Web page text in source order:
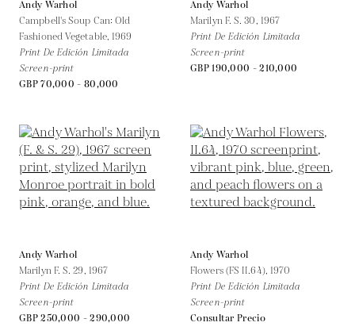
Andy Warhol
Campbell's Soup Can: Old
Fashioned Vegetable,1969
Print De Edición Limitada
Screen-print
GBP 70,000 - 80,000
Andy Warhol
Marilyn F. S. 30, 1967
Print De Edición Limitada
Screen-print
GBP 190,000 - 210,000
Andy Warhol
Marilyn F. S. 29, 1967
Print De Edición Limitada
Screen-print
GBP 250,000 - 290,000
Andy Warhol
Flowers (FS II.64), 1970
Print De Edición Limitada
Screen-print
Consultar Precio